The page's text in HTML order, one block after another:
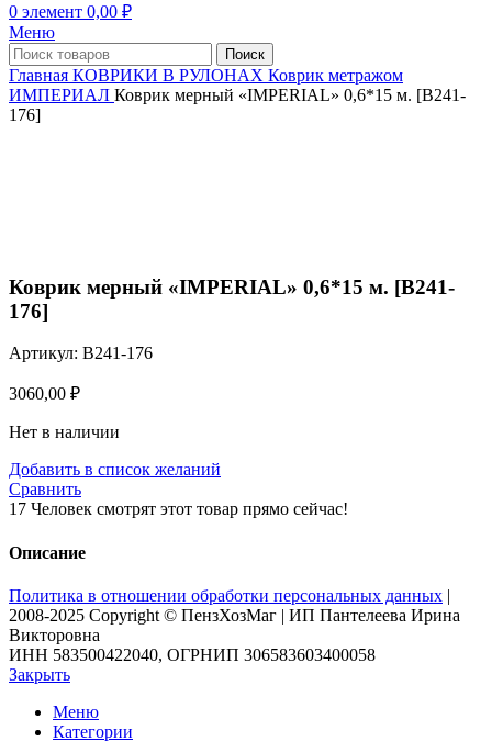
0 элемент 0,00 ₽
Меню
Поиск
Главная КОВРИКИ В РУЛОНАХ Коврик метражом
ИМПЕРИАЛ Коврик мерный «IMPERIAL» 0,6*15 м. [B241-
176]
Коврик мерный «IMPERIAL» 0,6*15 м. [B241-
176]
Артикул: B241-176
3060,00 ₽
Нет в наличии
Добавить в список желаний
Сравнить
17 Человек смотрят этот товар прямо сейчас!
Описание
Политика в отношении обработки персональных данных |
2008-2025 Copyright © ПензХозМаг | ИП Пантелеева Ирина
Викторовна
ИНН 583500422040, ОГРНИП 306583603400058
Закрыть
Меню
Категории